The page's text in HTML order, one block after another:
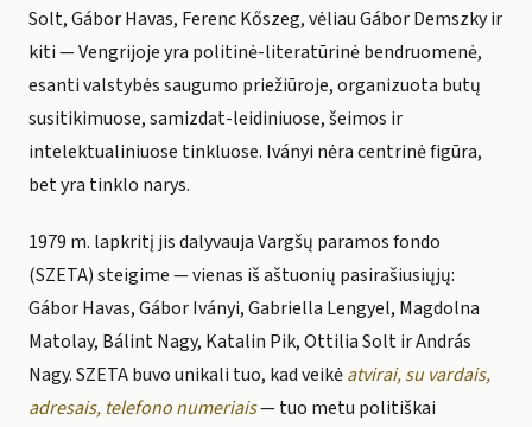
Solt, Gábor Havas, Ferenc Kőszeg, vėliau Gábor Demszky ir
kiti — Vengrijoje yra politinė-literatūrinė bendruomenė,
esanti valstybės saugumo priežiūroje, organizuota butų
susitikimuose, samizdat-leidiniuose, šeimos ir
intelektualiniuose tinkluose. Iványi nėra centrinė figūra,
bet yra tinklo narys.
1979 m. lapkritį jis dalyvauja Vargšų paramos fondo
(SZETA) steigime — vienas iš aštuonių pasirašiusiųjų:
Gábor Havas, Gábor Iványi, Gabriella Lengyel, Magdolna
Matolay, Bálint Nagy, Katalin Pik, Ottilia Solt ir András
Nagy. SZETA buvo unikali tuo, kad veikėatvirai, su vardais,
adresais, telefono numeriais— tuo metu politiškai